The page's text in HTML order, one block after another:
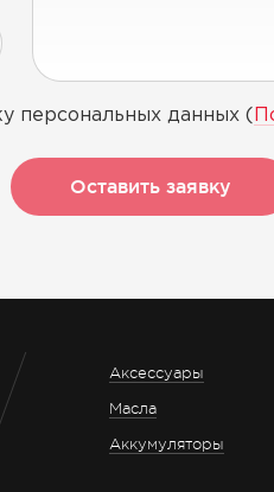
персональных данных (
Оставить заявку
Аксессуары
Масла
Аккумуляторы